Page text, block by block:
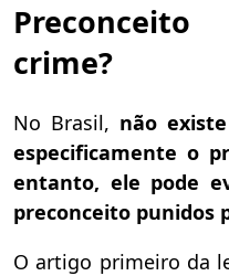
crime?
No Brasil, não
especificamente o
entanto, ele pode
preconceito punidos
O artigo primeiro da